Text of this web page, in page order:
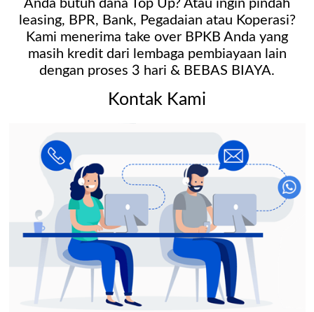
Anda butuh dana Top Up? Atau ingin pindah
leasing, BPR, Bank, Pegadaian atau Koperasi?
Kami menerima take over BPKB Anda yang
masih kredit dari lembaga pembiayaan lain
dengan proses 3 hari & BEBAS BIAYA.
Kontak Kami